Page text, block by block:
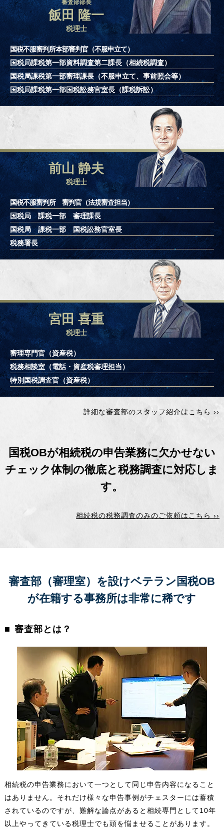
審査部部長
飯田 隆一
税理士
国税不服審判所本部審判官（不服申立て）
国税局課税第一部資料調査第二課長（相続税調査）
国税局課税第一部審理課長（不服申立て、事前照会等）
国税局課税第一部国税訟務官室長（課税訴訟）
前山 静夫
税理士
国税不服審判所 審判官（法規審査担当）
国税局 課税一部 審理課長
国税局 課税一部 国税訟務官室長
税務署長
宮田 喜重
税理士
審理専門官（資産税）
税務相談室（電話・資産税審理担当）
特別国税調査官（資産税）
詳細な審査部のスタッフ紹介はこちら ››
国税OBが相続税の申告業務に欠かせない
チェック体制の徹底と税務調査に対応しま
す。
相続税の税務調査のみのご依頼はこちら ››
審査部（審理室）を設けベテラン国税OB
が在籍する事務所は非常に稀です
審査部とは？
相続税の申告業務において一つとして同じ申告内容になること
はありません。それだけ様々な申告事例がチェスターには蓄積
されているのですが、難解な論点があると相続専門として10年
以上やってきている税理士でも頭を悩ませることがあります。